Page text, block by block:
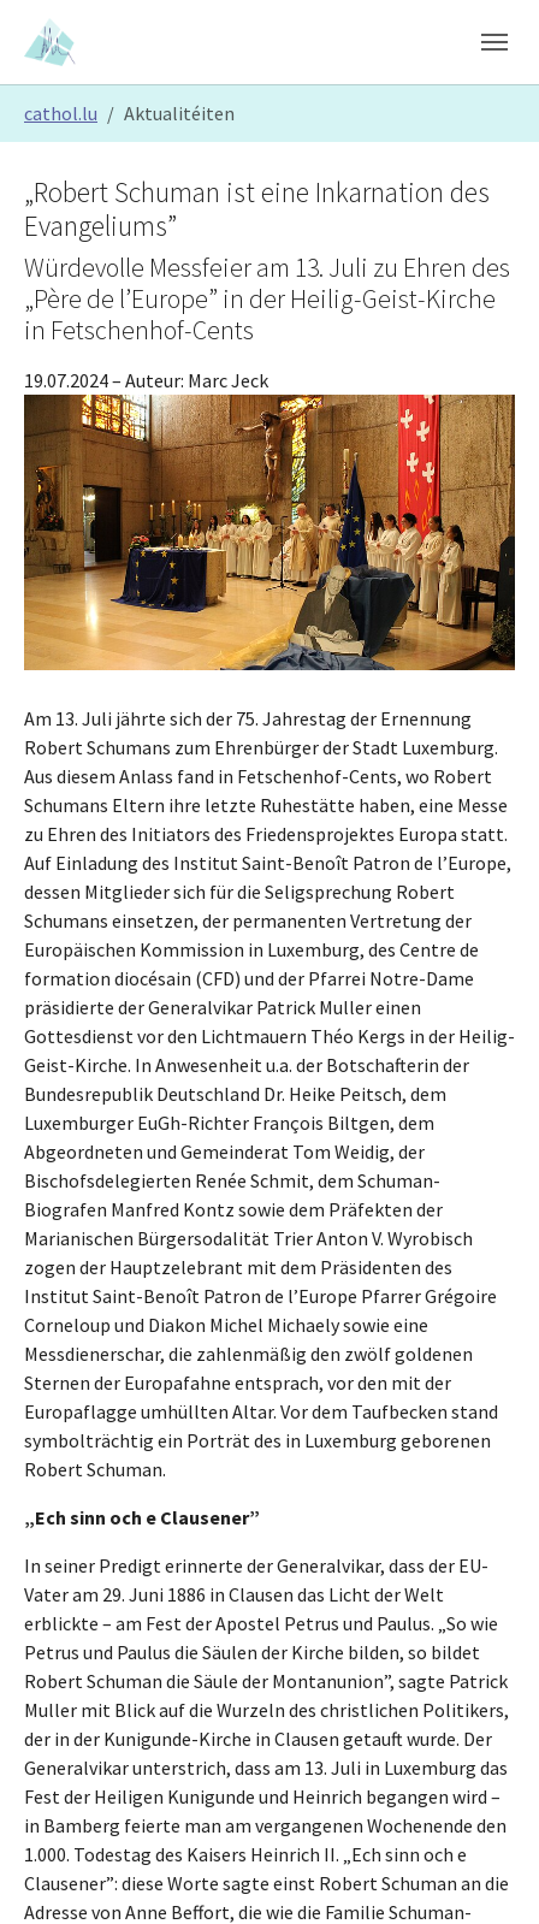
Skip to main content
Skip to page footer
cathol.lu Aktualitéiten
„Robert Schuman ist eine Inkarnation des
Evangeliums”
Würdevolle Messfeier am 13. Juli zu Ehren des
„Père de l’Europe” in der Heilig-Geist-Kirche
in Fetschenhof-Cents
19.07.2024– Auteur: Marc Jeck
Am 13. Juli jährte sich der 75. Jahrestag der Ernennung
Robert Schumans zum Ehrenbürger der Stadt Luxemburg.
Aus diesem Anlass fand in Fetschenhof-Cents, wo Robert
Schumans Eltern ihre letzte Ruhestätte haben, eine Messe
zu Ehren des Initiators des Friedensprojektes Europa statt.
Auf Einladung des Institut Saint-Benoît Patron de l’Europe,
dessen Mitglieder sich für die Seligsprechung Robert
Schumans einsetzen, der permanenten Vertretung der
Europäischen Kommission in Luxemburg, des Centre de
formation diocésain (CFD) und der Pfarrei Notre-Dame
präsidierte der Generalvikar Patrick Muller einen
Gottesdienst vor den Lichtmauern Théo Kergs in der Heilig-
Geist-Kirche. In Anwesenheit u.a. der Botschafterin der
Bundesrepublik Deutschland Dr. Heike Peitsch, dem
Luxemburger EuGh-Richter François Biltgen, dem
Abgeordneten und Gemeinderat Tom Weidig, der
Bischofsdelegierten Renée Schmit, dem Schuman-
Biografen Manfred Kontz sowie dem Präfekten der
Marianischen Bürgersodalität Trier Anton V. Wyrobisch
zogen der Hauptzelebrant mit dem Präsidenten des
Institut Saint-Benoît Patron de l’Europe Pfarrer Grégoire
Corneloup und Diakon Michel Michaely sowie eine
Messdienerschar, die zahlenmäßig den zwölf goldenen
Sternen der Europafahne entsprach, vor den mit der
Europaflagge umhüllten Altar. Vor dem Taufbecken stand
symbolträchtig ein Porträt des in Luxemburg geborenen
Robert Schuman.
„Ech sinn och e Clausener”
In seiner Predigt erinnerte der Generalvikar, dass der EU-
Vater am 29. Juni 1886 in Clausen das Licht der Welt
erblickte – am Fest der Apostel Petrus und Paulus. „So wie
Petrus und Paulus die Säulen der Kirche bilden, so bildet
Robert Schuman die Säule der Montanunion”, sagte Patrick
Muller mit Blick auf die Wurzeln des christlichen Politikers,
der in der Kunigunde-Kirche in Clausen getauft wurde. Der
Generalvikar unterstrich, dass am 13. Juli in Luxemburg das
Fest der Heiligen Kunigunde und Heinrich begangen wird –
in Bamberg feierte man am vergangenen Wochenende den
1.000. Todestag des Kaisers Heinrich II. „Ech sinn och e
Clausener”: diese Worte sagte einst Robert Schuman an die
Adresse von Anne Beffort, die wie die Familie Schuman-